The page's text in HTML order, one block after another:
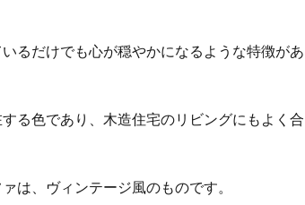
るだけでも心が穏やかになるような特徴があ
る色であり、木造住宅のリビングにもよく合
は、ヴィンテージ風のものです。